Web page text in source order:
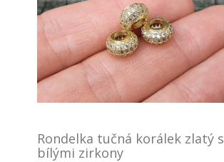
Rondelka tučná korálek zlatý s
bílými zirkony